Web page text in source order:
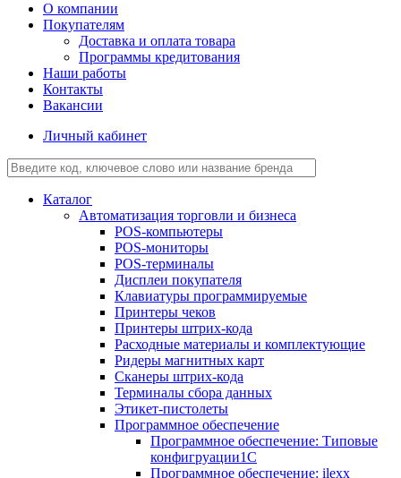
О компании
Покупателям
Доставка и оплата товара
Программы кредитования
Наши работы
Контакты
Вакансии
Личный кабинет
Каталог
Автоматизация торговли и бизнеса
POS-компьютеры
POS-мониторы
POS-терминалы
Дисплеи покупателя
Клавиатуры программируемые
Принтеры чеков
Принтеры штрих-кода
Расходные материалы и комплектующие
Ридеры магнитных карт
Сканеры штрих-кода
Терминалы сбора данных
Этикет-пистолеты
Программное обеспечение
Программное обеспечение: Типовые
конфигруации1С
Программное обеспечение: ilexx